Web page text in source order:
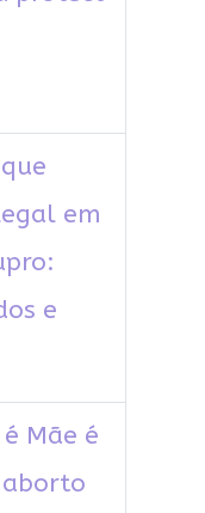
em
e
Mãe é
aborto